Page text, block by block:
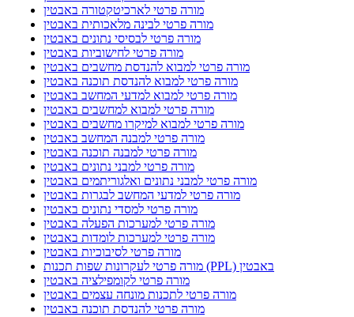
מורה פרטי לארכיטקטורה באבטין
מורה פרטי לבינה מלאכותית באבטין
מורה פרטי לבסיסי נתונים באבטין
מורה פרטי לחישוביות באבטין
מורה פרטי למבוא להנדסת מחשבים באבטין
מורה פרטי למבוא להנדסת תוכנה באבטין
מורה פרטי למבוא למדעי המחשב באבטין
מורה פרטי למבוא למחשבים באבטין
מורה פרטי למבוא למיקרו מחשבים באבטין
מורה פרטי למבנה המחשב באבטין
מורה פרטי למבנה תוכנה באבטין
מורה פרטי למבני נתונים באבטין
מורה פרטי למבני נתונים ואלגוריתמים באבטין
מורה פרטי למדעי המחשב לבגרות באבטין
מורה פרטי למסדי נתונים באבטין
מורה פרטי למערכות הפעלה באבטין
מורה פרטי למערכות לומדות באבטין
מורה פרטי לסיבוכיות באבטין
מורה פרטי לעקרונות שפות תכנות (PPL) באבטין
מורה פרטי לקומפילציה באבטין
מורה פרטי לתכנות מונחה עצמים באבטין
מורה פרטי להנדסת תוכנה באבטין